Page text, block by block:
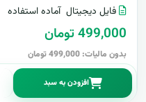
فایل دیجیتال آماده استفاده
499,000 تومان
بدون مالیات: 499,000 تومان
افزودن به سبد